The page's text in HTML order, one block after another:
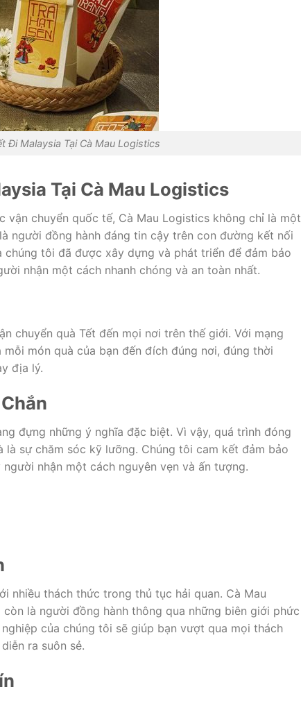
Đi Malaysia Tại Cà Mau Logistics
Tại Cà Mau Logistics
vận chuyển quốc tế, Cà Mau Logistics không chỉ là một
người đồng hành đáng tin cậy trên con đường kết nối
chúng tôi đã được xây dựng và phát triển để đảm bảo
nhận một cách nhanh chóng và an toàn nhất.
chuyển quà Tết đến mọi nơi trên thế giới. Với mạng
món quà của bạn đến đích đúng nơi, đúng thời
địa lý.
đựng những ý nghĩa đặc biệt. Vì vậy, quá trình đóng
sự chăm sóc kỹ lưỡng. Chúng tôi cam kết đảm bảo
nhận một cách nguyên vẹn và ấn tượng.
nhiều thách thức trong thủ tục hải quan. Cà Mau
là người đồng hành thông qua những biên giới phức
của chúng tôi sẽ giúp bạn vượt qua mọi thách
ra suôn sẻ.